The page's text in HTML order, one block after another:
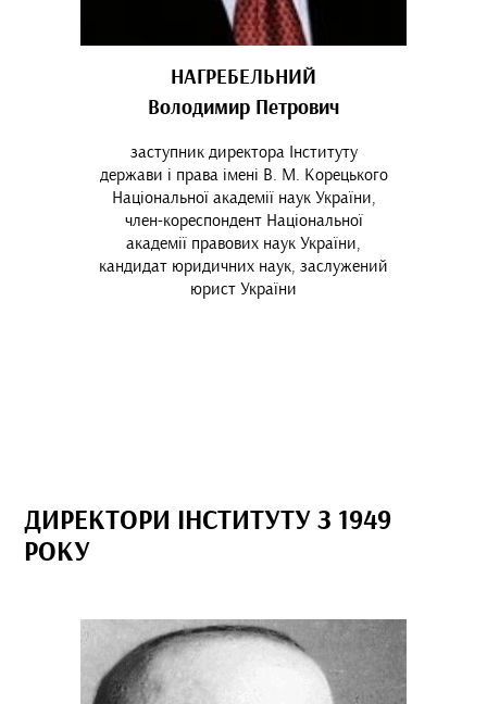
НАГРЕБЕЛЬНИЙ
Володимир Петрович
заступник директора Інституту
держави і права імені В. М. Корецького
Національної академії наук України,
член-кореспондент Національної
академії правових наук України,
кандидат юридичних наук, заслужений
юрист України
ДИРЕКТОРИ ІНСТИТУТУ З 1949
РОКУ